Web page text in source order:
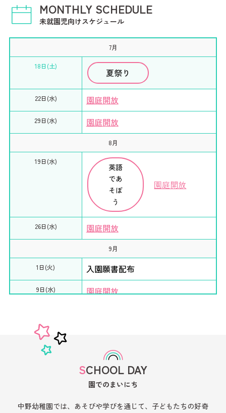
3月
ひなまつり・お別れ会・地震津波訓練・卒園
式・終業式
MONTHLY SCHEDULE
未就園児向けスケジュール
7月
18日(土)
夏祭り
22日(水) 園庭開放
29日(水) 園庭開放
8月
19日(水)
英語
であ
そぼ
う
園庭開放
26日(水) 園庭開放
9月
1日(火) 入園願書配布
9日(水) 園庭開放
19日(土)
入園説明会
SCHOOL DAY
園でのまいにち
中野幼稚園では、あそびや学びを通じて、子どもたちの好奇